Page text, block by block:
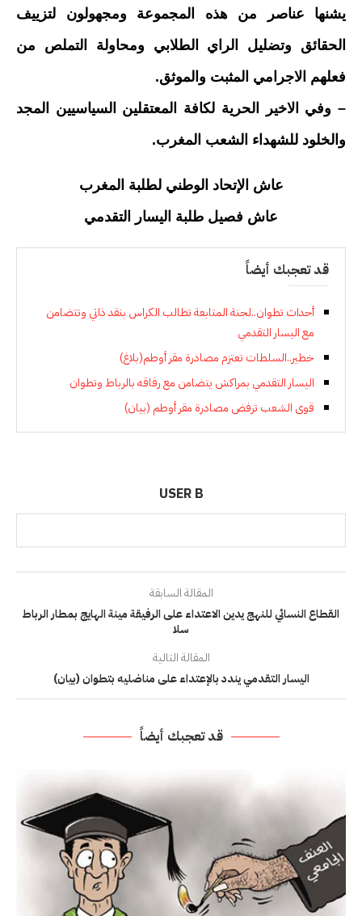
يشنها عناصر من هذه المجموعة ومجهولون لتزييف
الحقائق وتضليل الراي الطلابي ومحاولة التملص من
فعلهم الاجرامي المثبت والموثق.
– وفي الاخير الحرية لكافة المعتقلين السياسيين المجد
والخلود للشهداء الشعب المغرب.
عاش الإتحاد الوطني لطلبة المغرب
عاش فصيل طلبة اليسار التقدمي
قد تعجبك أيضاً
أحداث تطوان..لجنة المتابعة تطالب الكراس بنقد ذاتي وتتضامن
مع اليسار التقدمي
خطير..السلطات تعتزم مصادرة مقر أوطم(بلاغ)
اليسار التقدمي بمراكش يتضامن مع رفاقه بالرباط وتطوان
قوى الشعب ترفض مصادرة مقر أوطم (بيان)
USER B
المقالة السابقة
القطاع النسائي للنهج يدين الاعتداء على الرفيقة مينة الهايج بمطار الرباط
سلا
المقالة التالية
اليسار التقدمي يندد بالإعتداء على مناضليه بتطوان (بيان)
قد تعجبك أيضاً